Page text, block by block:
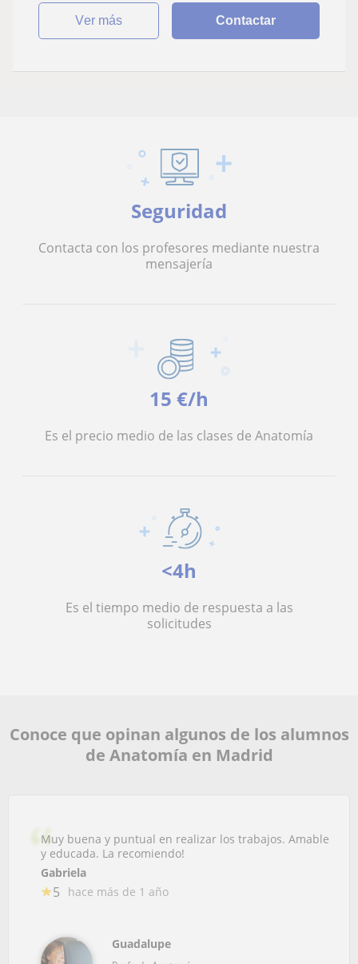
ver más Contactar
Seguridad
Contacta con los profesores mediante nuestra
mensajería
15 €/h
Es el precio medio de las clases de Anatomía
<4h
Es el tiempo medio de respuesta a las
solicitudes
Conoce que opinan algunos de los alumnos
de Anatomía en Madrid
Muy buena y puntual en realizar los trabajos. Amable
y educada. La recomiendo!
Gabriela
5 hace más de 1 año
Guadalupe